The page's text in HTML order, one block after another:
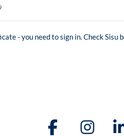
- you need to sign in. Check Sisu